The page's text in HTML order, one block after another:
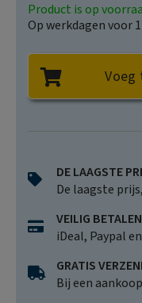
Product is op
Op werkdagen voor
Voeg
DE LAAGSTE
De laagste
VEILIG BETALEN
iDeal, Paypal
GRATIS
Bij een